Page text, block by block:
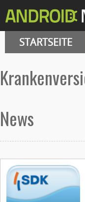
STARTSEITE
News